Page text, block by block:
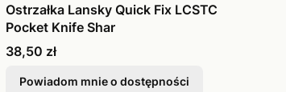
Ostrzałka Lansky Quick Fix LCSTC
Pocket Knife Shar
Cena
38,50 zł
Powiadom mnie o dostępności